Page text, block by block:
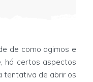
de como agimos e
há certos aspectos
tentativa de abrir os